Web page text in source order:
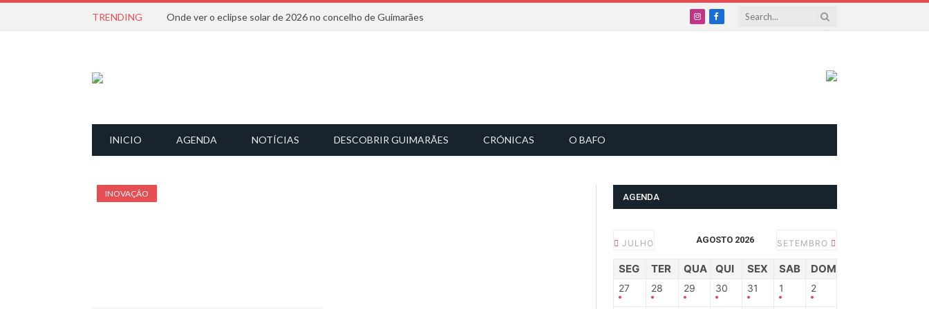
TRENDING Onde ver o eclipse solar de 2026 no concelho de Guimarães
InstagramFacebook
INICIO AGENDA NOTÍCIAS DESCOBRIR GUIMARÃES CRÓNICAS O BAFO
INOVAÇÃO AGENDA
JULHO AGOSTO 2026 SETEMBRO
SEG TER QUA QUI SEX SAB DOM
27 28 29 30 31 1 2